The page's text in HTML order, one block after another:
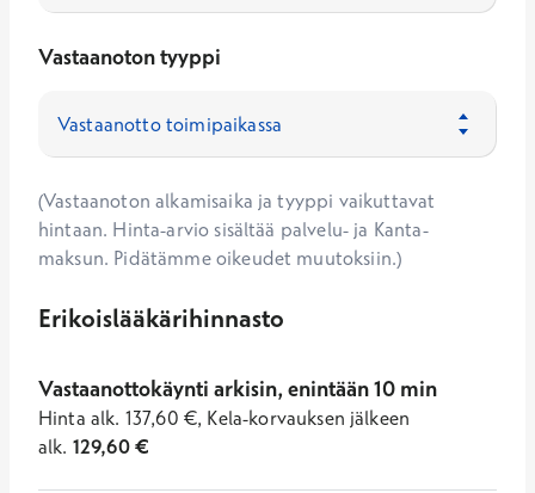
Vastaanoton tyyppi
(Vastaanoton alkamisaika ja tyyppi vaikuttavat
hintaan. Hinta-arvio sisältää palvelu- ja Kanta-
maksun. Pidätämme oikeudet muutoksiin.)
Erikoislääkärihinnasto
Vastaanottokäynti arkisin, enintään 10 min
Hinta alk. 137,60 €, Kela-korvauksen jälkeen
alk. 129,60€